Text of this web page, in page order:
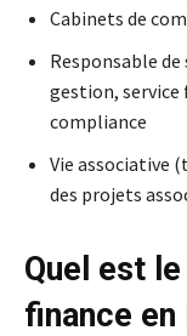
Cabinets de
Responsable
gestion,
compliance
Vie associative
des projets
Quel est
finance en